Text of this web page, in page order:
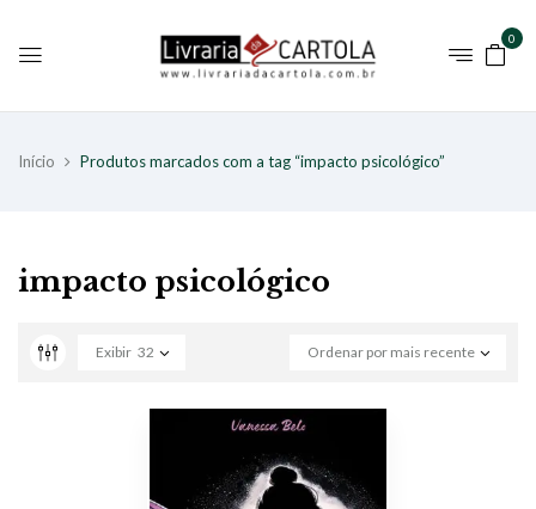
0
Início Produtos marcados com a tag “impacto psicológico”
impacto psicológico
Ordenar por mais recente
Exibir 32